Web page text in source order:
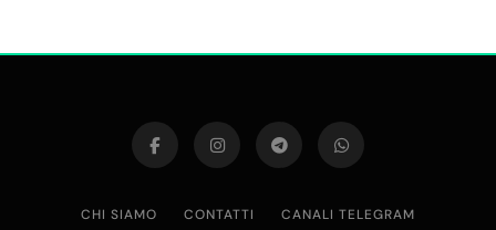
CHI SIAMO CONTATTI CANALI TELEGRAM